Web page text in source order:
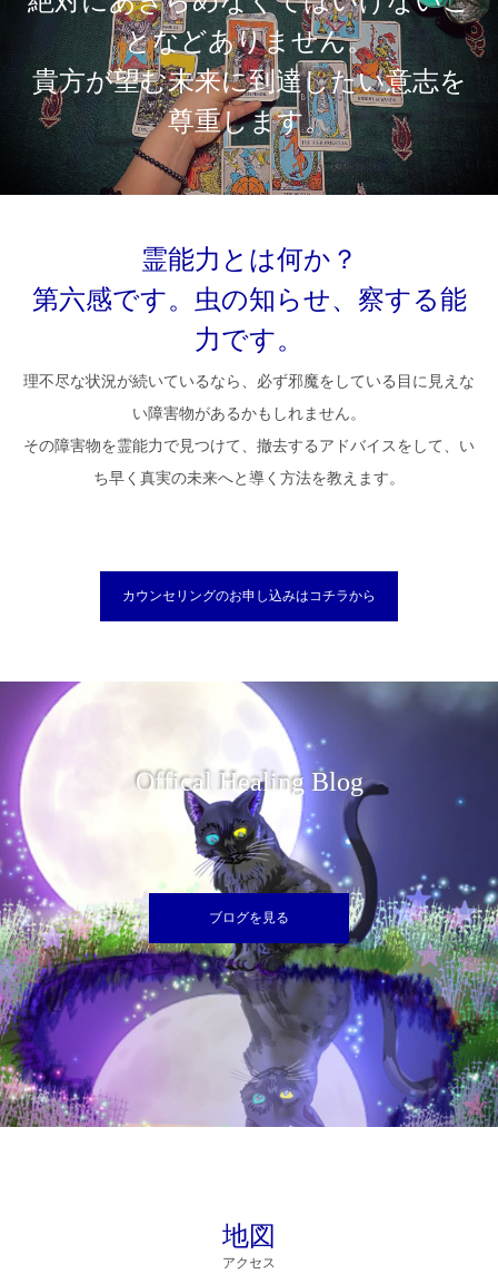
となどありません。
貴方が望む未来に到達したい意志を
尊重します。
霊能力とは何か？
第六感です。虫の知らせ、察する能
力です。
理不尽な状況が続いているなら、必ず邪魔をしている目に見えな
い障害物があるかもしれません。
その障害物を霊能力で見つけて、撤去するアドバイスをして、い
ち早く真実の未来へと導く方法を教えます。
カウンセリングのお申し込みはコチラから
Offical Healing Blog
ブログを見る
地図
アクセス